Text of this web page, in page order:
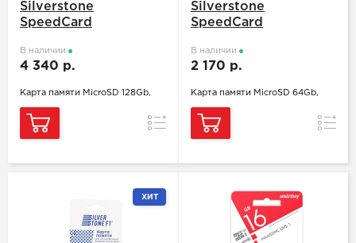
Silverstone
SpeedCard
В наличии
4 340 р.
Карта памяти MicroSD 128Gb,
Сравнение
Silverstone
SpeedCard
В наличии
2 170 р.
Карта памяти MicroSD 64Gb,
ХИТ